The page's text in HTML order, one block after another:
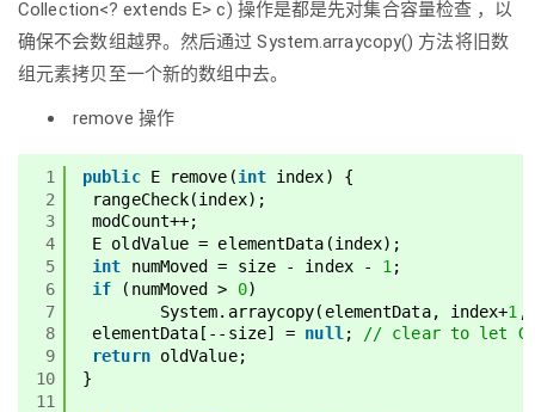
Collection<? extends E> c) 操作是都是先对集合容量检查 ，以
确保不会数组越界。然后通过 System.arraycopy() 方法将旧数
组元素拷贝至一个新的数组中去。
remove 操作
1
2
3
4
5
6
7
8
9
10
11
public E remove(int index) {
rangeCheck(index);
modCount++;
E oldValue = elementData(index);
int
numMoved = size - index - 1 ;
if
(numMoved > 0)
System.arraycopy(elementData, index+1 ,
elementData[--size] = null; // clear to let
return oldValue;
}